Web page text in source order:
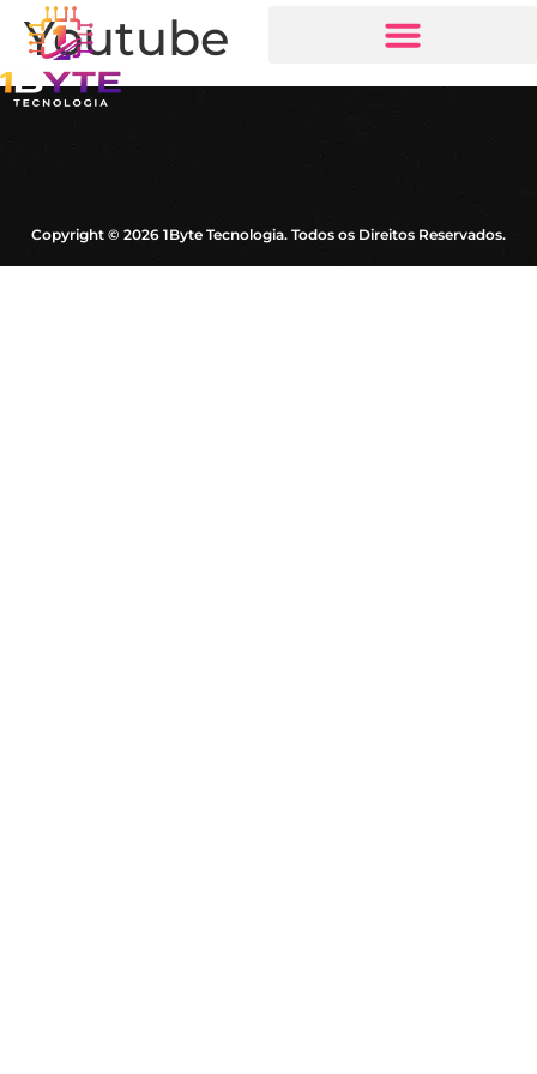
Youtube
Copyright © 2026 1Byte Tecnologia. Todos os Direitos Reservados.